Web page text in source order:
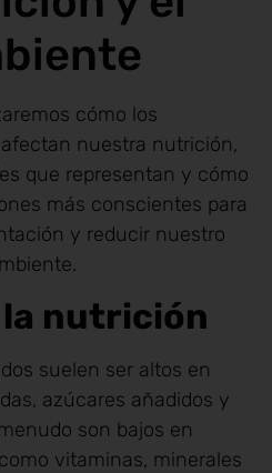
cómo los
nuestra nutrición,
que representan y cómo
más conscientes para
y reducir nuestro
nutrición
suelen ser altos en
azúcares añadidos y
son bajos en
vitaminas, minerales